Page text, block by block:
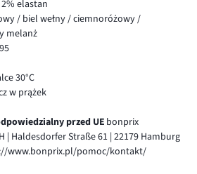
elastan
/ biel wełny / ciemnoróżowy /
melanż
30°C
w prążek
przed UE bonprix
| Haldesdorfer Straße 61 | 22179 Hamburg
www.bonprix.pl/pomoc/kontakt/